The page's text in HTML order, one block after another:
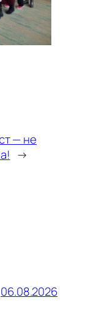
— не
→
06.08.2026